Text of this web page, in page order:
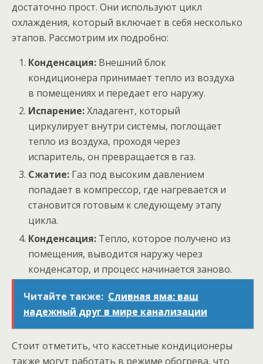
достаточно прост. Они используют цикл
охлаждения, который включает в себя несколько
этапов. Рассмотрим их подробно:
Конденсация: Внешний блок
кондиционера принимает тепло из воздуха
в помещениях и передает его наружу.
Испарение:Хладагент, который
циркулирует внутри системы, поглощает
тепло из воздуха, проходя через
испаритель, он превращается в газ.
Сжатие: Газ под высоким давлением
попадает в компрессор, где нагревается и
становится готовым к следующему этапу
цикла.
Конденсация: Тепло, которое получено из
помещения, выводится наружу через
конденсатор, и процесс начинается заново.
Читайте также: Сливная яма: ваш
надежный друг в мире канализации
Стоит отметить, что кассетные кондиционеры
также могут работать в режиме обогрева, что